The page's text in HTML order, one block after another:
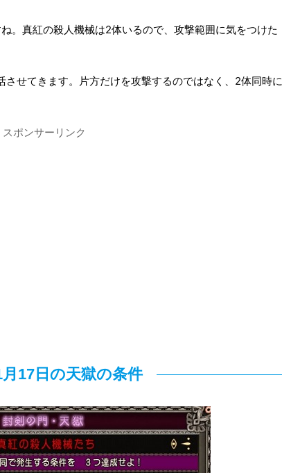
。真紅の殺人機械は2体いるので、攻撃範囲に気をつけた
せてきます。片方だけを攻撃するのではなく、2体同時に
スポンサーリンク
17日の天獄の条件